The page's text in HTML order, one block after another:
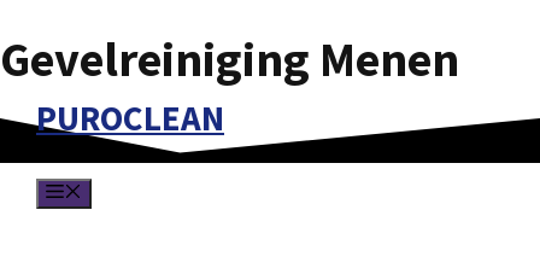
Spring
naar
de PUROCLEAN
Gevelreiniging Menen